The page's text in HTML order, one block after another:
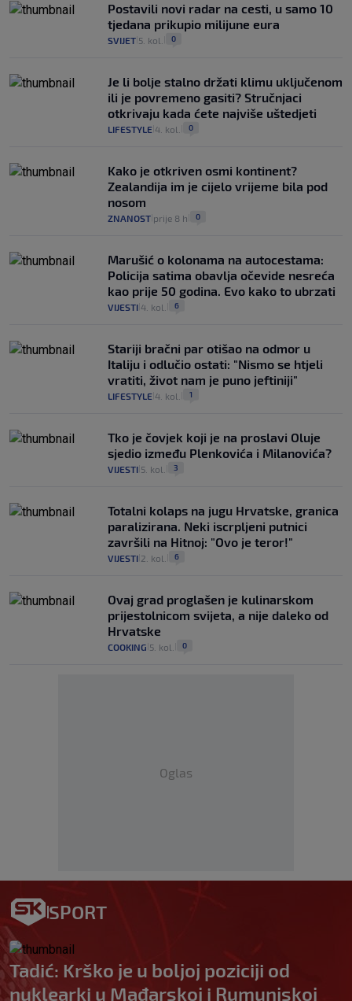
Postavili novi radar na cesti, u samo 10
tjedana prikupio milijune eura
SVIJET 5. kol. 0
Je li bolje stalno držati klimu uključenom
ili je povremeno gasiti? Stručnjaci
otkrivaju kada ćete najviše uštedjeti
LIFESTYLE 4. kol. 0
Kako je otkriven osmi kontinent?
Zealandija im je cijelo vrijeme bila pod
nosom
ZNANOST prije 8 h 0
Marušić o kolonama na autocestama:
Policija satima obavlja očevide nesreća
kao prije 50 godina. Evo kako to ubrzati
VIJESTI 4. kol. 6
Stariji bračni par otišao na odmor u
Italiju i odlučio ostati: "Nismo se htjeli
vratiti, život nam je puno jeftiniji"
LIFESTYLE 4. kol. 1
Tko je čovjek koji je na proslavi Oluje
sjedio između Plenkovića i Milanovića?
VIJESTI 5. kol. 3
Totalni kolaps na jugu Hrvatske, granica
paralizirana. Neki iscrpljeni putnici
završili na Hitnoj: "Ovo je teror!"
VIJESTI 2. kol. 6
Ovaj grad proglašen je kulinarskom
prijestolnicom svijeta, a nije daleko od
Hrvatske
COOKING 5. kol. 0
Oglas
SPORT
Tadić: Krško je u boljoj poziciji od
nuklearki u Mađarskoj i Rumunjskoj